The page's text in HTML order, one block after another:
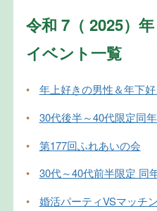
令和 7（ 2025）
イベント一覧
•
年上好きの男性＆年下
•
30代後半～40代限定同
•
第177回ふれあいの会
•
30代～40代前半限定 同
•
婚活パーティVSマッチ